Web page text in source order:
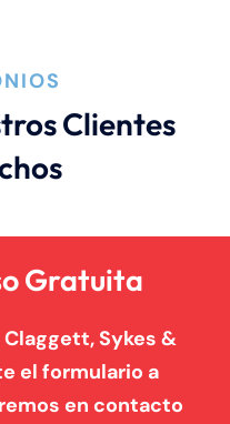
Clientes
Gratuita
Sykes &
el formulario a
en contacto